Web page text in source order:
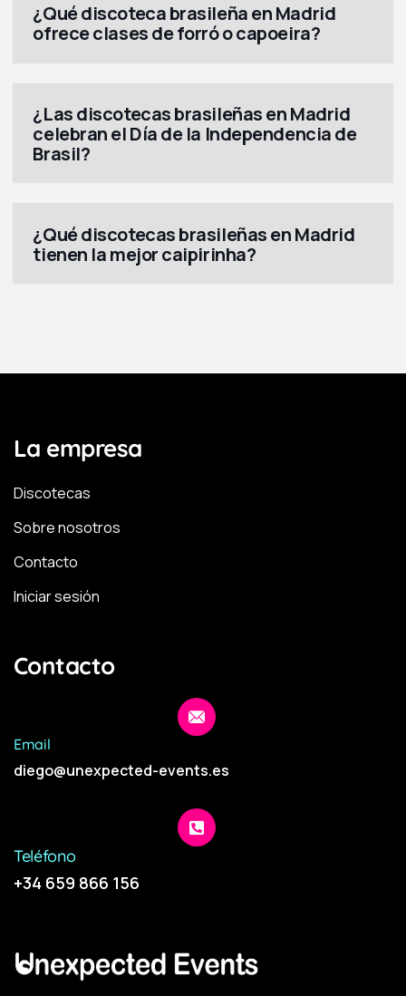
¿Qué discoteca brasileña en Madrid
ofrece clases de forró o capoeira?
¿Las discotecas brasileñas en Madrid
celebran el Día de la Independencia de
Brasil?
¿Qué discotecas brasileñas en Madrid
tienen la mejor caipirinha?
La empresa
Discotecas
Sobre nosotros
Contacto
Iniciar sesión
Contacto
Email
diego@unexpected-events.es
Teléfono
+34 659 866 156